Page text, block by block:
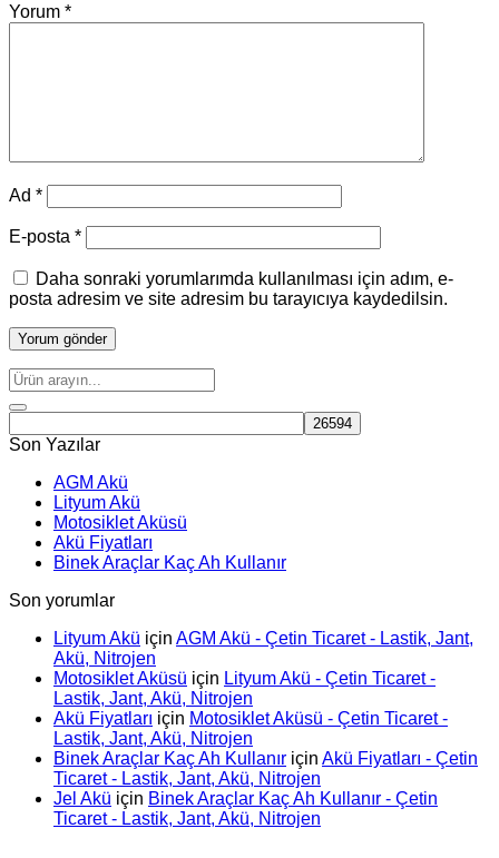
Yorum *
Ad *
E-posta *
Daha sonraki yorumlarımda kullanılması için adım, e-
posta adresim ve site adresim bu tarayıcıya kaydedilsin.
Son Yazılar
AGM Akü
Lityum Akü
Motosiklet Aküsü
Akü Fiyatları
Binek Araçlar Kaç Ah Kullanır
Son yorumlar
Lityum Akü için AGM Akü - Çetin Ticaret - Lastik, Jant,
Akü, Nitrojen
Motosiklet Aküsü için Lityum Akü - Çetin Ticaret -
Lastik, Jant, Akü, Nitrojen
Akü Fiyatları için Motosiklet Aküsü - Çetin Ticaret -
Lastik, Jant, Akü, Nitrojen
Binek Araçlar Kaç Ah Kullanır için Akü Fiyatları - Çetin
Ticaret - Lastik, Jant, Akü, Nitrojen
Jel Akü için Binek Araçlar Kaç Ah Kullanır - Çetin
Ticaret - Lastik, Jant, Akü, Nitrojen